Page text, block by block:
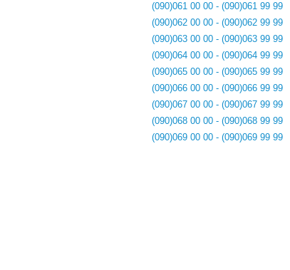
(090)061 00 00 - (090)061 99 99
(090)062 00 00 - (090)062 99 99
(090)063 00 00 - (090)063 99 99
(090)064 00 00 - (090)064 99 99
(090)065 00 00 - (090)065 99 99
(090)066 00 00 - (090)066 99 99
(090)067 00 00 - (090)067 99 99
(090)068 00 00 - (090)068 99 99
(090)069 00 00 - (090)069 99 99